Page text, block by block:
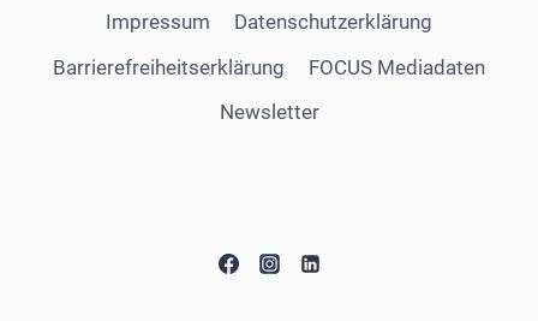
Impressum
Datenschutzerklärung
Barrierefreiheitserklärung
FOCUS Mediadaten
Newsletter